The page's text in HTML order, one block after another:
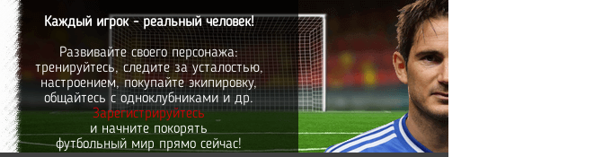
Каждый игрок - реальный человек!
Развивайте своего персонажа:
тренируйтесь, следите за усталостью,
настроением, покупайте экипировку,
общайтесь с одноклубниками и др.
Зарегистрируйтесь
и начните покорять
футбольный мир прямо сейчас!